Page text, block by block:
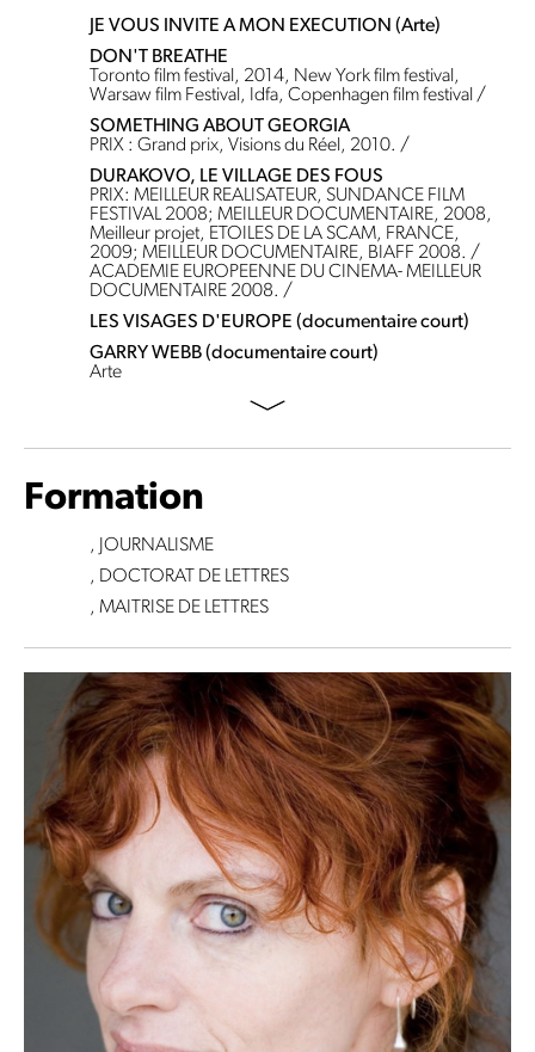
JE VOUS INVITE A MON EXECUTION (Arte)
DON'T BREATHE
Toronto film festival, 2014, New York film festival,
Warsaw film Festival, Idfa, Copenhagen film festival /
SOMETHING ABOUT GEORGIA
PRIX : Grand prix, Visions du Réel, 2010. /
DURAKOVO, LE VILLAGE DES FOUS
PRIX: MEILLEUR REALISATEUR, SUNDANCE FILM
FESTIVAL 2008; MEILLEUR DOCUMENTAIRE, 2008,
Meilleur projet, ETOILES DE LA SCAM, FRANCE,
2009; MEILLEUR DOCUMENTAIRE, BIAFF 2008. /
ACADEMIE EUROPEENNE DU CINEMA- MEILLEUR
DOCUMENTAIRE 2008. /
LES VISAGES D'EUROPE (documentaire court)
GARRY WEBB (documentaire court)
Arte
Formation
, JOURNALISME
, DOCTORAT DE LETTRES
, MAITRISE DE LETTRES